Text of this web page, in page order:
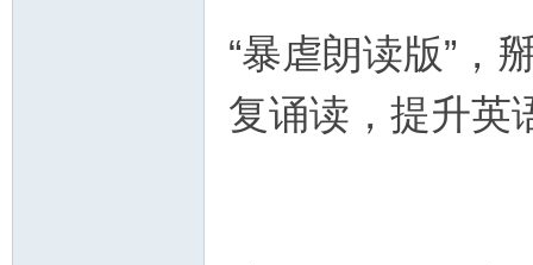
“暴虐朗读版”，
复诵读，提升